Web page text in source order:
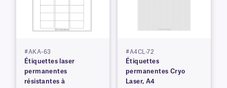
#AKA-63
Étiquettes laser
permanentes
résistantes à
#A4CL-72
Étiquettes
permanentes Cryo
Laser, A4